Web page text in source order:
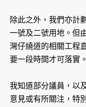
除此之外，我們亦計
一號及二號用地。但
灣仔繞道的相關工程
要一段時間才可落實。
我知道部分議員，以
意見或有所關注，特